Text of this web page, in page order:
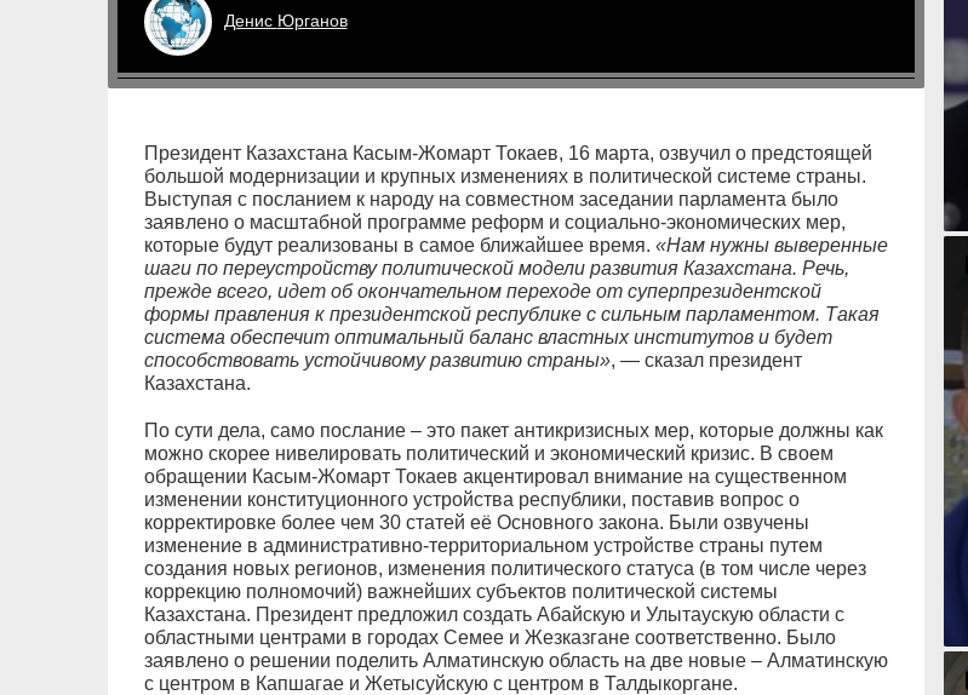
Денис Юрганов
Президент Казахстана Касым-Жомарт Токаев, 16 марта, озвучил о предстоящей
большой модернизации и крупных изменениях в политической системе страны.
Выступая с посланием к народу на совместном заседании парламента было
заявлено о масштабной программе реформ и социально-экономических мер,
которые будут реализованы в самое ближайшее время. «Нам нужны выверенные
шаги по переустройству политической модели развития Казахстана. Речь,
прежде всего, идет об окончательном переходе от суперпрезидентской
формы правления к президентской республике с сильным парламентом. Такая
система обеспечит оптимальный баланс властных институтов и будет
способствовать устойчивому развитию страны», — сказал президент
Казахстана.
По сути дела, само послание – это пакет антикризисных мер, которые должны как
можно скорее нивелировать политический и экономический кризис. В своем
обращении Касым-Жомарт Токаев акцентировал внимание на существенном
изменении конституционного устройства республики, поставив вопрос о
корректировке более чем 30 статей её Основного закона. Были озвучены
изменение в административно-территориальном устройстве страны путем
создания новых регионов, изменения политического статуса (в том числе через
коррекцию полномочий) важнейших субъектов политической системы
Казахстана. Президент предложил создать Абайскую и Улытаускую области с
областными центрами в городах Семее и Жезказгане соответственно. Было
заявлено о решении поделить Алматинскую область на две новые – Алматинскую
с центром в Капшагае и Жетысуйскую с центром в Талдыкоргане.